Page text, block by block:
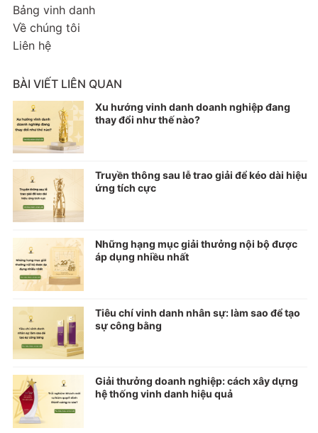
Bảng vinh danh
Về chúng tôi
Liên hệ
BÀI VIẾT LIÊN QUAN
Xu hướng vinh danh doanh nghiệp đang
thay đổi như thế nào?
Truyền thông sau lễ trao giải để kéo dài hiệu
ứng tích cực
Những hạng mục giải thưởng nội bộ được
áp dụng nhiều nhất
Tiêu chí vinh danh nhân sự: làm sao để tạo
sự công bằng
Giải thưởng doanh nghiệp: cách xây dựng
hệ thống vinh danh hiệu quả